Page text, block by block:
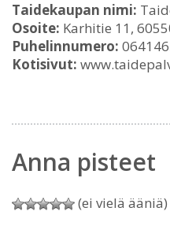
Taidekaupan nimi:
Osoite: Karhitie 11,
Puhelinnumero:
Kotisivut:
Anna pisteet
(ei vielä ääniä)